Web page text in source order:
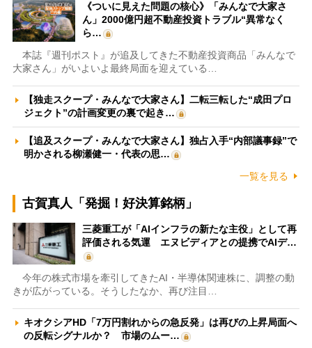
《ついに見えた問題の核心》「みんなで大家さ
ん」2000億円超不動産投資トラブル“異常なく
ら…
本誌『週刊ポスト』が追及してきた不動産投資商品「みんなで
大家さん」がいよいよ最終局面を迎えている…
【独走スクープ・みんなで大家さん】二転三転した“成田プロ
ジェクト”の計画変更の裏で起き…
【追及スクープ・みんなで大家さん】独占入手“内部議事録”で
明かされる柳瀬健一・代表の思…
一覧を見る
古賀真人「発掘！好決算銘柄」
三菱重工が「AIインフラの新たな主役」として再
評価される気運 エヌビディアとの提携でAIデ…
今年の株式市場を牽引してきたAI・半導体関連株に、調整の動
きが広がっている。そうしたなか、再び注目…
キオクシアHD「7万円割れからの急反発」は再びの上昇局面へ
の反転シグナルか？ 市場のムー…